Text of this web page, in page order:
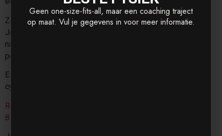
Zo ziet het er over 8 weken uit
Je staat in mei, en je begint. Niet met een bom plan dat
na twee weken spaak loopt. Maar met twee afspraken
per week en een trainer die je verwacht.
Eind juni kijk je terug en denkt: dit was anders. Geen
cyclus. Een systeem.
Resultaten van klanten →
8-weken programma →
Geen one-size-fits-all, maar een coaching traject
op maat. Vul je gegevens in voor meer informatie.